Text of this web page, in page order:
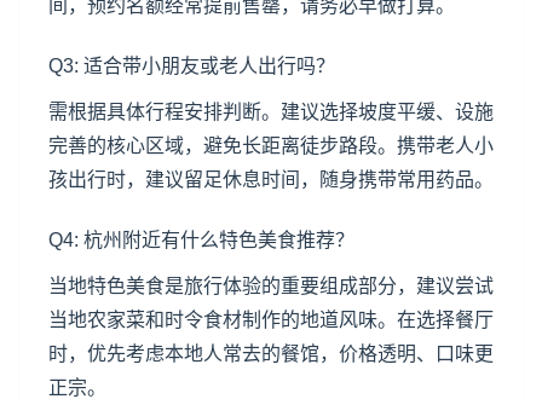
间，预约名额经常提前售罄，请务必早做打算。
Q3: 适合带小朋友或老人出行吗？
需根据具体行程安排判断。建议选择坡度平缓、设施
完善的核心区域，避免长距离徒步路段。携带老人小
孩出行时，建议留足休息时间，随身携带常用药品。
Q4: 杭州附近有什么特色美食推荐？
当地特色美食是旅行体验的重要组成部分，建议尝试
当地农家菜和时令食材制作的地道风味。在选择餐厅
时，优先考虑本地人常去的餐馆，价格透明、口味更
正宗。